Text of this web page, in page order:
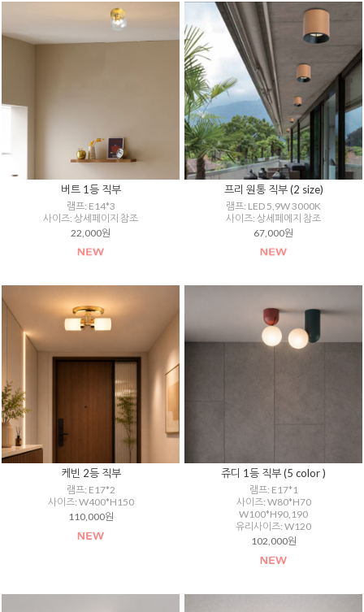
버트 1등 직부
램프: E14*3
사이즈: 상세페이지 참조
22,000원
프리 원통 직부 (2 size)
램프: LED 5,9W 3000K
사이즈: 상세페에지 참조
67,000원
케빈 2등 직부
램프: E17*2
사이즈: W400*H150
110,000원
쥬디 1등 직부 (5 color )
램프: E17*1
사이즈: W80*H70
W100*H90,190
유리사이즈: W120
102,000원